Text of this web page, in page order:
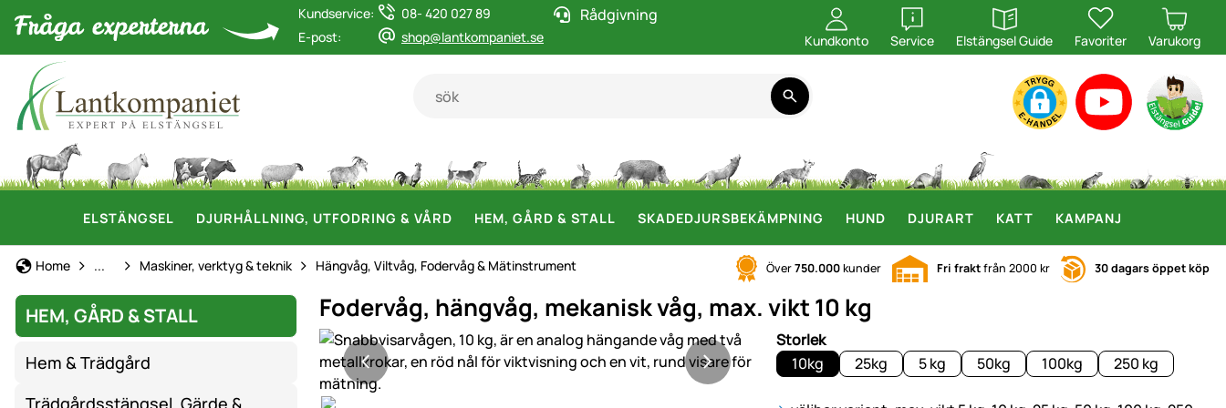
Kundservice:
08- 420 027 89
E-post:
shop@lantkompaniet.se
Rådgivning
Kundkonto Service
öppna
Elstängsel Guide
öppna
Favoriter Varukorg
ELSTÄNGSEL DJURHÅLLNING, UTFODRING & VÅRD HEM, GÅRD & STALL SKADEDJURSBEKÄMPNING HUND DJURART KATT KAMPANJ
Home Hem, gård & stall
... Maskiner, verktyg & teknik Hängvåg, Viltvåg, Fodervåg & Mätinstrument Över750.000kunder Fri fraktfrån 2000 kr 30 dagars öppet köp
HEM, GÅRD & STALL
Hem & Trädgård
Trädgårdsstängsel, Gärde &
Fodervåg, hängvåg, mekanisk våg, max. vikt 10 kg
Produktgaleri
Storlek
10kg
25kg 5 kg 50kg 100kg 250 kg